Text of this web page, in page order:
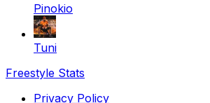
Pinokio
Tuni
Freestyle Stats
Privacy Policy